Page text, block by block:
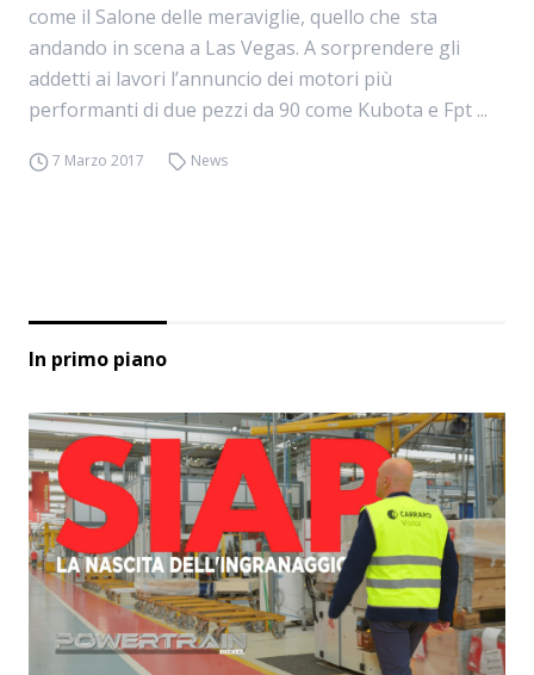
come il Salone delle meraviglie, quello che sta
andando in scena a Las Vegas. A sorprendere gli
addetti ai lavori l’annuncio dei motori più
performanti di due pezzi da 90 come Kubota e Fpt ...
7 Marzo 2017 News
In primo piano